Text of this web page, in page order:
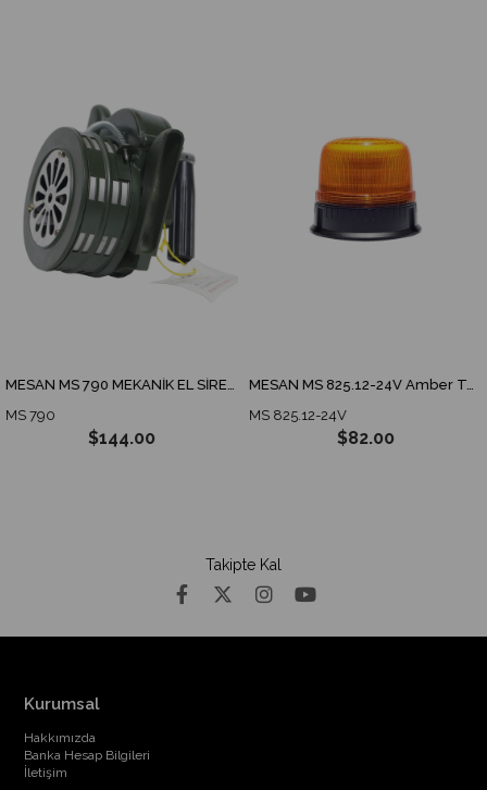
MESAN MS 790 MEKANİK EL SİRENİ
790
$144.00
MESAN MS 825.12-24V Amber Tepe Lambası ECE R65 ECE R10 3 MODES SPARKING DOME
MS 825.12-24V
$82.00
Takipte Kal
Kurumsal
Hakkımızda
Banka Hesap Bilgileri
İletişim